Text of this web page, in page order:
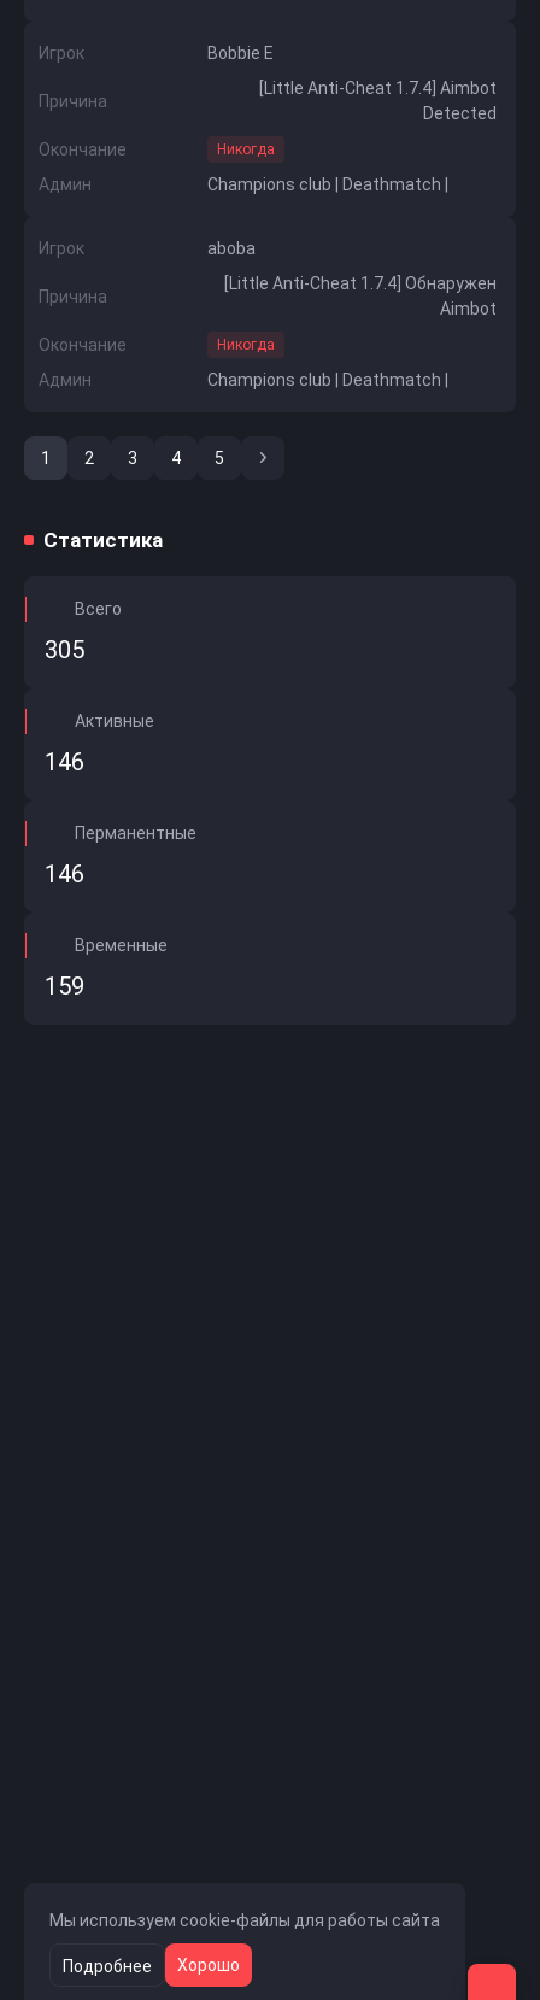
Игрок Bobbie E
Причина
[Little Anti-Cheat 1.7.4] Aimbot
Detected
Окончание
Никогда
Админ Champions club | Deathmatch |
Игрок aboba
Причина
[Little Anti-Cheat 1.7.4] Обнаружен
Aimbot
Окончание
Никогда
Админ Champions club | Deathmatch |
1 2 3 4 5Последняя
Статистика
Всего
305
Активные
146
Перманентные
146
Временные
159
Мы используем cookie-файлы для работы сайта
Подробнее Хорошо